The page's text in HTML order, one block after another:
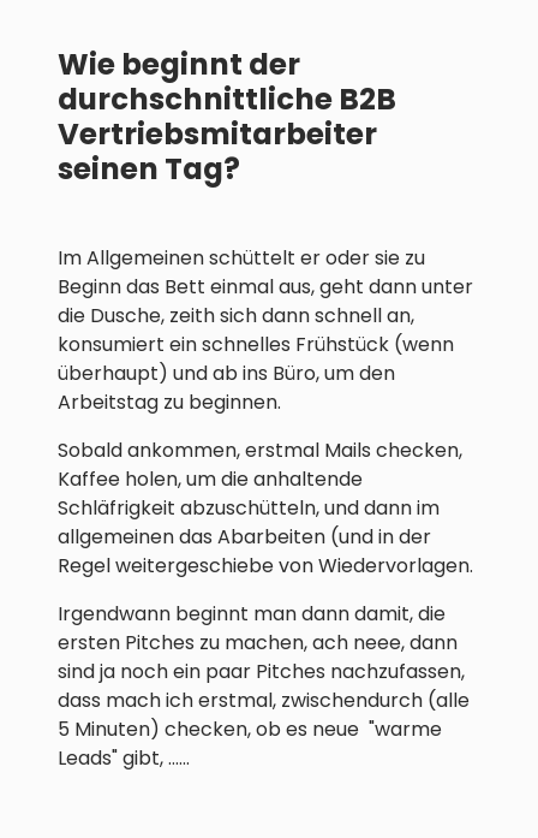
Wie beginnt der
durchschnittliche B2B
Vertriebsmitarbeiter
seinen Tag?
Im Allgemeinen schüttelt er oder sie zu
Beginn das Bett einmal aus, geht dann unter
die Dusche, zeith sich dann schnell an,
konsumiert ein schnelles Frühstück (wenn
überhaupt) und ab ins Büro, um den
Arbeitstag zu beginnen.
Sobald ankommen, erstmal Mails checken,
Kaffee holen, um die anhaltende
Schläfrigkeit abzuschütteln, und dann im
allgemeinen das Abarbeiten (und in der
Regel weitergeschiebe von Wiedervorlagen.
Irgendwann beginnt man dann damit, die
ersten Pitches zu machen, ach neee, dann
sind ja noch ein paar Pitches nachzufassen,
dass mach ich erstmal, zwischendurch (alle
5 Minuten) checken, ob es neue "warme
Leads" gibt, ......